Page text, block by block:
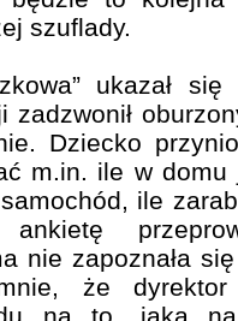
szuflady.
ukazał
zadzwonił
Dziecko
m.in. ile w
ile
nie zapoznała
że dyrektor